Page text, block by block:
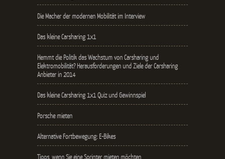
Die Macher der modernen Mobilität im Interview
Das kleine Carsharing 1x1
Hemmt die Politik das Wachstum von Carsharing und
Elektromobilität? Herausforderungen und Ziele der Carsharing
Anbieter in 2014
Das kleine Carsharing 1x1 Quiz und Gewinnspiel
Porsche mieten
Alternative Fortbewegung: E-Bikes
Tipps, wenn Sie eine Sprinter mieten möchten